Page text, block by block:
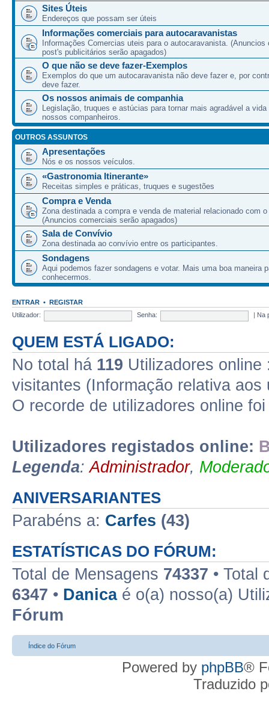
Sites Úteis
Endereços que possam ser úteis
Informações comerciais para autocaravanistas
Informações Comercias uteis para o autocaravanista. (Anuncios
post's publicitários serão apagados)
O que não se deve fazer-Exemplos
Exemplos do que um autocaravanista não deve fazer e, por
deve fazer.
Os nossos animais de companhia
Legislação, truques e astúcias para tornar mais agradável a vida
nossos companheiros.
OUTROS ASSUNTOS
Apresentações
Nós e os nossos veículos.
«Gastronomia Itinerante»
Receitas simples e práticas, truques e sugestões
Compra e Venda
Zona destinada a compra e venda de material relacionado com
(Anuncios comerciais serão apagados)
Sala de Convívio
Zona destinada ao convívio entre os participantes.
Sondagens
Aqui podemos fazer sondagens e votar. Mais uma boa maneira
conhecermos.
ENTRAR • REGISTAR
Utilizador:
Senha: Na
QUEM ESTÁ LIGADO:
No total há 119 Utilizadores
visitantes (Informação relativa
O recorde de utilizadores online
Utilizadores registados online:
Legenda:Administrador,
ANIVERSARIANTES
Parabéns a: Carfes (43)
ESTATÍSTICAS DO FÓRUM:
Total de Mensagens 74337 • Total
6347 • Danicaé o(a) nosso(a)
Fórum
Índice do Fórum
Powered by phpBB®
Traduzido